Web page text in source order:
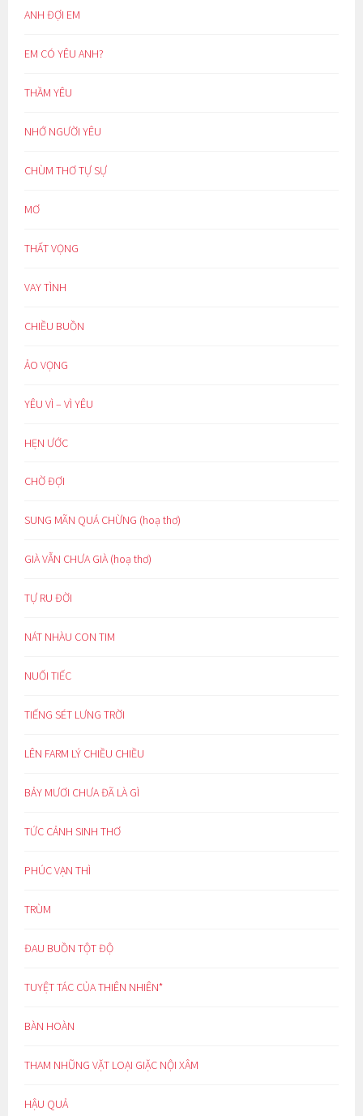
ANH ĐỢI EM
EM CÓ YÊU ANH?
THẦM YÊU
NHỚ NGƯỜI YÊU
CHÙM THƠ TỰ SỰ
MƠ
THẤT VỌNG
VAY TÌNH
CHIỀU BUỒN
ẢO VỌNG
YÊU VÌ – VÌ YÊU
HẸN ƯỚC
CHỜ ĐỢI
SUNG MÃN QUÁ CHỪNG (hoạ thơ)
GIÀ VẪN CHƯA GIÀ (hoạ thơ)
TỰ RU ĐỜI
NÁT NHÀU CON TIM
NUỐI TIẾC
TIẾNG SÉT LƯNG TRỜI
LÊN FARM LÝ CHIỀU CHIỀU
BẢY MƯƠI CHƯA ĐÃ LÀ GÌ
TỨC CẢNH SINH THƠ
PHÚC VẠN THÌ
TRÙM
ĐAU BUỒN TỘT ĐỘ
TUYỆT TÁC CỦA THIÊN NHIÊN*
BÀN HOÀN
THAM NHŨNG VẶT LOẠI GIẶC NỘI XÂM
HẬU QUẢ